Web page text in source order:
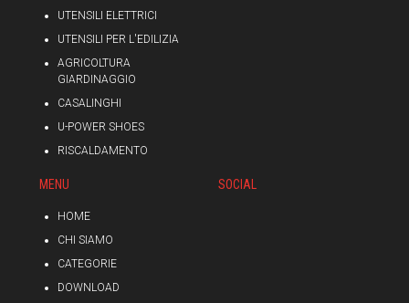
UTENSILI ELETTRICI
UTENSILI PER L'EDILIZIA
AGRICOLTURA
GIARDINAGGIO
CASALINGHI
U-POWER SHOES
RISCALDAMENTO
MENU
HOME
CHI SIAMO
CATEGORIE
DOWNLOAD
SOCIAL